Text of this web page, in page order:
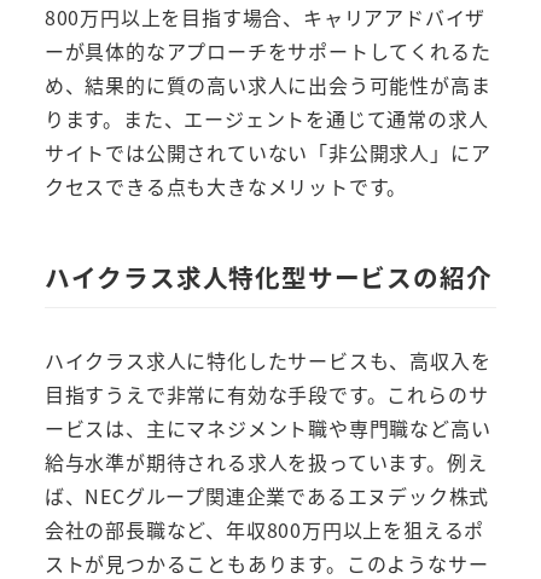
800万円以上を目指す場合、キャリアアドバイザ
ーが具体的なアプローチをサポートしてくれるた
め、結果的に質の高い求人に出会う可能性が高ま
ります。また、エージェントを通じて通常の求人
サイトでは公開されていない「非公開求人」にア
クセスできる点も大きなメリットです。
ハイクラス求人特化型サービスの紹介
ハイクラス求人に特化したサービスも、高収入を
目指すうえで非常に有効な手段です。これらのサ
ービスは、主にマネジメント職や専門職など高い
給与水準が期待される求人を扱っています。例え
ば、NECグループ関連企業であるエヌデック株式
会社の部長職など、年収800万円以上を狙えるポ
ストが見つかることもあります。このようなサー